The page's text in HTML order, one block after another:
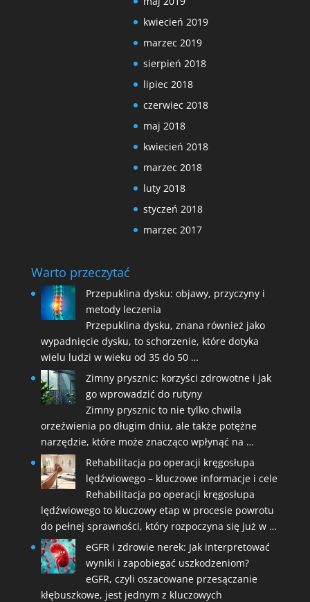
kwiecień 2019
marzec 2019
sierpień 2018
lipiec 2018
czerwiec 2018
maj 2018
kwiecień 2018
marzec 2018
luty 2018
styczeń 2018
marzec 2017
Warto przeczytać
Przepuklina dysku: objawy, przyczyny i
metody leczenia
Przepuklina dysku, znana również jako
wypadnięcie dysku, to schorzenie, które dotyka
wielu ludzi w wieku od 35 do 50 …
Zimny prysznic: korzyści zdrowotne i jak
go wprowadzić do rutyny
Zimny prysznic to nie tylko chwila
orzeźwienia po długim dniu, ale także potężne
narzędzie, które może znacząco wpłynąć na …
Rehabilitacja po operacji kręgosłupa
lędźwiowego – kluczowe informacje i cele
Rehabilitacja po operacji kręgosłupa
lędźwiowego to kluczowy etap w procesie powrotu
do pełnej sprawności, który rozpoczyna się już w …
eGFR i zdrowie nerek: Jak interpretować
wyniki i zapobiegać uszkodzeniom?
eGFR, czyli oszacowane przesączanie
kłębuszkowe, jest jednym z kluczowych